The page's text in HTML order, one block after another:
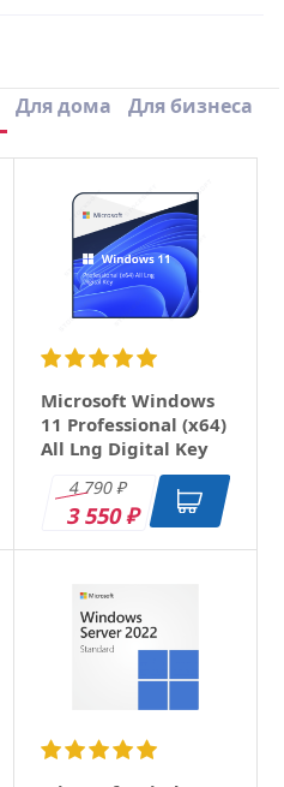
Подписка
×
Для дома Для бизнеса
Microsoft Windows
11 Professional (x64)
All Lng Digital Key
4 790₽
3 550₽